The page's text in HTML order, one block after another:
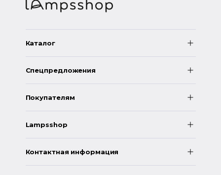
Каталог
Спецпредложения
Покупателям
Lampsshop
Контактная информация